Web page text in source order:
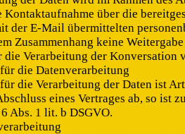
über die
der E-Mail übermittelten
Zusammenhang keine
Verarbeitung der Konversation
die Datenverarbeitung
die Verarbeitung der Daten ist
eines Vertrages ab, so ist
Abs. 1 lit. b DSGVO.